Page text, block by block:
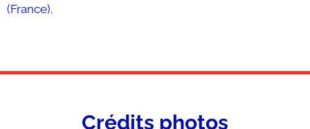
(France).
Crédits photos